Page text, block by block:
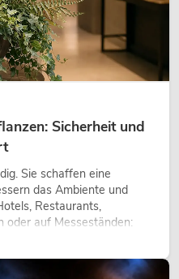
Sicherheit und
Sie schaffen eine
das Ambiente und
Restaurants,
oder auf Messeständen:
heute längst zum